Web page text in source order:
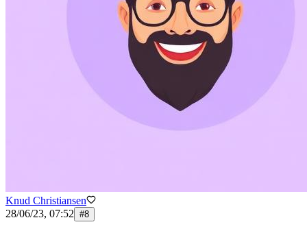
Knud Christiansen
28/06/23, 07:52 #8